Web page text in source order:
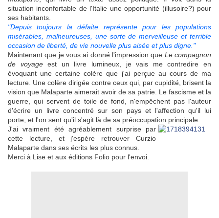
situation inconfortable de l'Italie une opportunité (illusoire?) pour
ses habitants.
"Depuis toujours la défaite représente pour les populations
misérables, malheureuses, une sorte de merveilleuse et terrible
occasion de liberté, de vie nouvelle plus aisée et plus digne."
Maintenant que je vous ai donné l'impression que Le compagnon
de voyageest un livre lumineux, je vais me contredire en
évoquant une certaine colère que j'ai perçue au cours de ma
lecture. Une colère dirigée contre ceux qui, par cupidité, brisent la
vision que Malaparte aimerait avoir de sa patrie. Le fascisme et la
guerre, qui servent de toile de fond, n'empêchent pas l'auteur
d'écrire un livre concentré sur son pays et l'affection qu'il lui
porte, et l'on sent qu'il s'agit là de sa préoccupation principale.
J'ai vraiment été agréablement surprise par
cette lecture, et j'espère retrouver Curzio
Malaparte dans ses écrits les plus connus.
Merci à Lise et aux éditions Folio pour l'envoi.